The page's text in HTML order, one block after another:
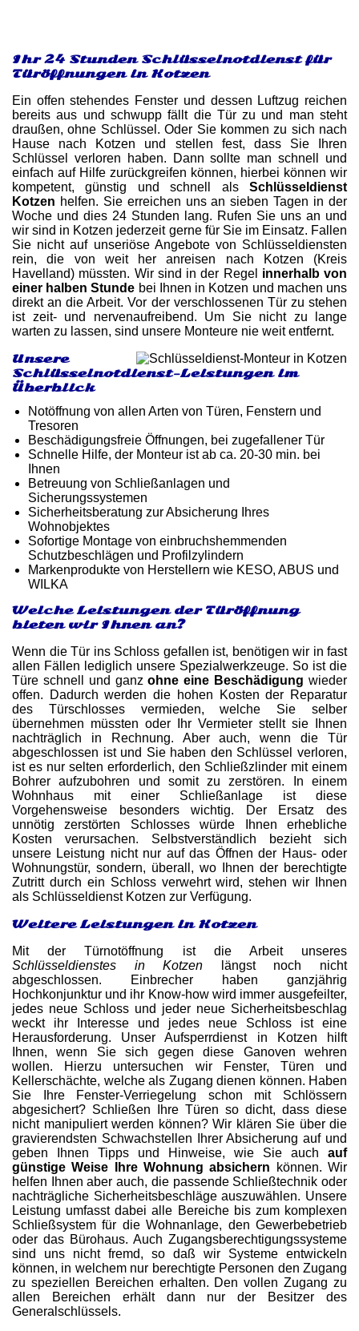
Ihr 24 Stunden Schlüsselnotdienst für
Türöffnungen in Kotzen
Ein offen stehendes Fenster und dessen Luftzug reichen
bereits aus und schwupp fällt die Tür zu und man steht
draußen, ohne Schlüssel. Oder Sie kommen zu sich nach
Hause nach Kotzen und stellen fest, dass Sie Ihren
Schlüssel verloren haben. Dann sollte man schnell und
einfach auf Hilfe zurückgreifen können, hierbei können wir
kompetent, günstig und schnell als Schlüsseldienst
Kotzen helfen. Sie erreichen uns an sieben Tagen in der
Woche und dies 24 Stunden lang. Rufen Sie uns an und
wir sind in Kotzen jederzeit gerne für Sie im Einsatz. Fallen
Sie nicht auf unseriöse Angebote von Schlüsseldiensten
rein, die von weit her anreisen nach Kotzen (Kreis
Havelland) müssten. Wir sind in der Regel innerhalb von
einer halben Stunde bei Ihnen in Kotzen und machen uns
direkt an die Arbeit. Vor der verschlossenen Tür zu stehen
ist zeit- und nervenaufreibend. Um Sie nicht zu lange
warten zu lassen, sind unsere Monteure nie weit entfernt.
Unsere
Schlüsselnotdienst-Leistungen im
Überblick
Notöffnung von allen Arten von Türen, Fenstern und
Tresoren
Beschädigungsfreie Öffnungen, bei zugefallener Tür
Schnelle Hilfe, der Monteur ist ab ca. 20-30 min. bei
Ihnen
Betreuung von Schließanlagen und
Sicherungssystemen
Sicherheitsberatung zur Absicherung Ihres
Wohnobjektes
Sofortige Montage von einbruchshemmenden
Schutzbeschlägen und Profilzylindern
Markenprodukte von Herstellern wie KESO, ABUS und
WILKA
Welche Leistungen der Türöffnung
bieten wir Ihnen an?
Wenn die Tür ins Schloss gefallen ist, benötigen wir in fast
allen Fällen lediglich unsere Spezialwerkzeuge. So ist die
Türe schnell und ganzohne eine Beschädigung wieder
offen. Dadurch werden die hohen Kosten der Reparatur
des Türschlosses vermieden, welche Sie selber
übernehmen müssten oder Ihr Vermieter stellt sie Ihnen
nachträglich in Rechnung. Aber auch, wenn die Tür
abgeschlossen ist und Sie haben den Schlüssel verloren,
ist es nur selten erforderlich, den Schließzlinder mit einem
Bohrer aufzubohren und somit zu zerstören. In einem
Wohnhaus mit einer Schließanlage ist diese
Vorgehensweise besonders wichtig. Der Ersatz des
unnötig zerstörten Schlosses würde Ihnen erhebliche
Kosten verursachen. Selbstverständlich bezieht sich
unsere Leistung nicht nur auf das Öffnen der Haus- oder
Wohnungstür, sondern, überall, wo Ihnen der berechtigte
Zutritt durch ein Schloss verwehrt wird, stehen wir Ihnen
als Schlüsseldienst Kotzen zur Verfügung.
Weitere Leistungen in Kotzen
Mit der Türnotöffnung ist die Arbeit unseres
Schlüsseldienstes in Kotzen längst noch nicht
abgeschlossen. Einbrecher haben ganzjährig
Hochkonjunktur und ihr Know-how wird immer ausgefeilter,
jedes neue Schloss und jeder neue Sicherheitsbeschlag
weckt ihr Interesse und jedes neue Schloss ist eine
Herausforderung. Unser Aufsperrdienst in Kotzen hilft
Ihnen, wenn Sie sich gegen diese Ganoven wehren
wollen. Hierzu untersuchen wir Fenster, Türen und
Kellerschächte, welche als Zugang dienen können. Haben
Sie Ihre Fenster-Verriegelung schon mit Schlössern
abgesichert? Schließen Ihre Türen so dicht, dass diese
nicht manipuliert werden können? Wir klären Sie über die
gravierendsten Schwachstellen Ihrer Absicherung auf und
geben Ihnen Tipps und Hinweise, wie Sie auch auf
günstige Weise Ihre Wohnung absichern können. Wir
helfen Ihnen aber auch, die passende Schließtechnik oder
nachträgliche Sicherheitsbeschläge auszuwählen. Unsere
Leistung umfasst dabei alle Bereiche bis zum komplexen
Schließsystem für die Wohnanlage, den Gewerbebetrieb
oder das Bürohaus. Auch Zugangsberechtigungssysteme
sind uns nicht fremd, so daß wir Systeme entwickeln
können, in welchem nur berechtigte Personen den Zugang
zu speziellen Bereichen erhalten. Den vollen Zugang zu
allen Bereichen erhält dann nur der Besitzer des
Generalschlüssels.